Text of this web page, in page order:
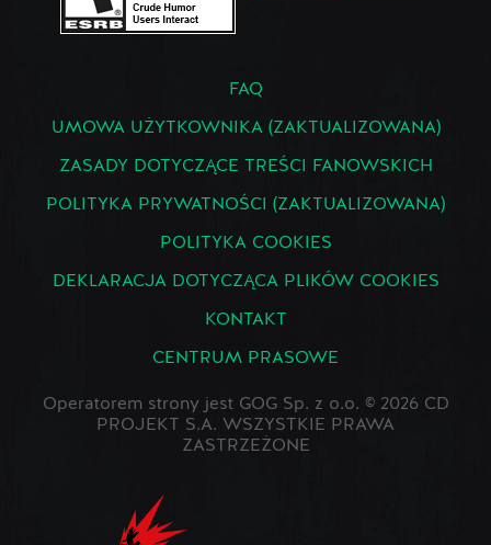
FAQ
UMOWA UŻYTKOWNIKA (ZAKTUALIZOWANA)
ZASADY DOTYCZĄCE TREŚCI FANOWSKICH
POLITYKA PRYWATNOŚCI (ZAKTUALIZOWANA)
POLITYKA COOKIES
DEKLARACJA DOTYCZĄCA PLIKÓW COOKIES
KONTAKT
CENTRUM PRASOWE
Operatorem strony jest GOG Sp. z o.o. © 2026 CD
PROJEKT S.A. WSZYSTKIE PRAWA
ZASTRZEŻONE